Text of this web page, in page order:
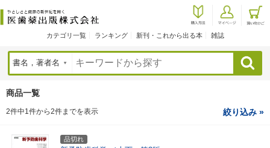
カテゴリ一覧 ランキング 新刊・これから出る本 雑誌
検索
商品一覧
2件中1件から2件までを表示 絞り込み »
品切れ